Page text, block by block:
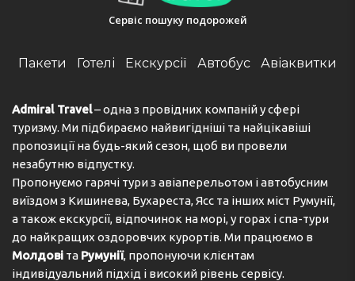
Сервіс пошуку подорожей
Пакети Готелі Екскурсії Автобус Авіаквитки
Admiral Travel– одна з провідних компаній у сфері
туризму. Ми підбираємо найвигідніші та найцікавіші
пропозиції на будь-який сезон, щоб ви провели
незабутню відпустку.
Пропонуємо гарячі тури з авіаперельотом і автобусним
виїздом з Кишинева, Бухареста, Ясс та інших міст Румунії,
а також екскурсії, відпочинок на морі, у горах і спа-тури
до найкращих оздоровчих курортів. Ми працюємо в
Молдові та Румунії, пропонуючи клієнтам
індивідуальний підхід і високий рівень сервісу.